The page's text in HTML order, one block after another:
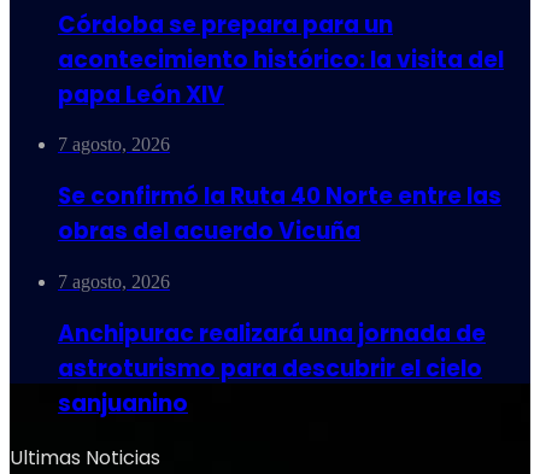
Córdoba se prepara para un
acontecimiento histórico: la visita del
papa León XIV
7 agosto, 2026
Se confirmó la Ruta 40 Norte entre las
obras del acuerdo Vicuña
7 agosto, 2026
Anchipurac realizará una jornada de
astroturismo para descubrir el cielo
sanjuanino
Ultimas Noticias